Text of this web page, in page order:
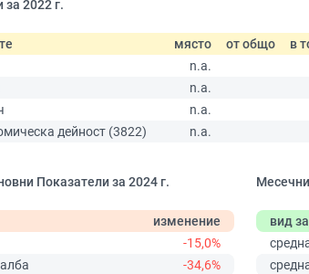
2022 г.
място от общо в
n.a.
n.a.
n.a.
дейност (3822)
n.a.
Показатели за 2024 г.
изменение
-15,0%
-34,6%
вид